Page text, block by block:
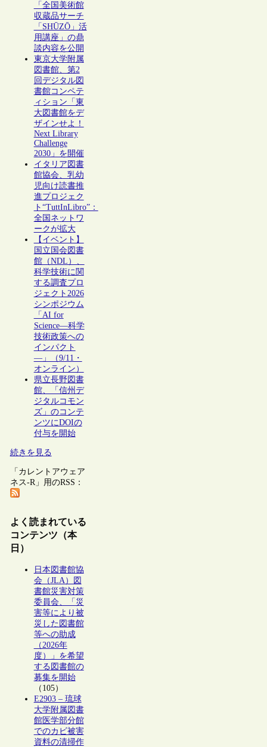
「全国美術館
収蔵品サーチ
「SHŪZŌ」活
用講座」の鼎
談内容を公開
東京大学附属
図書館、第2
回デジタル図
書館コンペテ
ィション「東
大図書館をデ
ザインせよ！
Next Library
Challenge
2030」を開催
イタリア図書
館協会、乳幼
児向け読書推
進プロジェク
ト“TuttInLibro”：
全国ネットワ
ークが拡大
【イベント】
国立国会図書
館（NDL）、
科学技術に関
する調査プロ
ジェクト2026
シンポジウム
「AI for
Science―科学
技術政策への
インパクト
―」（9/11・
オンライン）
県立長野図書
館、「信州デ
ジタルコモン
ズ」のコンテ
ンツにDOIの
付与を開始
続きを見る
「カレントアウェア
ネス-R」用のRSS：
よく読まれている
コンテンツ（本
日）
日本図書館協
会（JLA）図
書館災害対策
委員会、「災
害等により被
災した図書館
等への助成
（2026年
度）」を希望
する図書館の
募集を開始
（105）
E2903 – 琉球
大学附属図書
館医学部分館
でのカビ被害
資料の清掃作